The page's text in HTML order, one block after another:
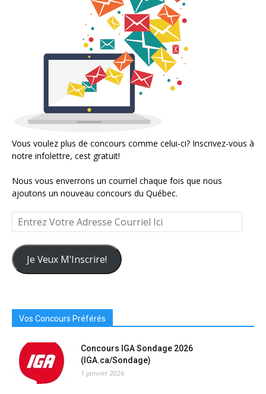
Vous voulez plus de concours comme celui-ci? Inscrivez-vous à
notre infolettre, cest gratuit!
Nous vous enverrons un courriel chaque fois que nous
ajoutons un nouveau concours du Québec.
Entrez
Votre
Adresse
Courriel
Ici
Je Veux M'Inscrire!
Vos Concours Préférés
Concours IGA Sondage 2026
(IGA.ca/Sondage)
1 janvier 2026